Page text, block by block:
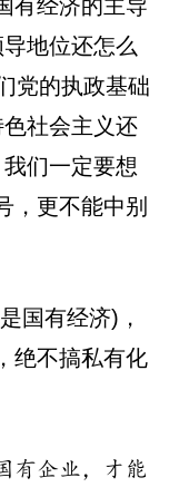
有经济的主导
地位还怎么
党的执政基础
社会主义还
们一定要想
，更不能中别
国有经济)，
绝不搞私有化
有企业，才能